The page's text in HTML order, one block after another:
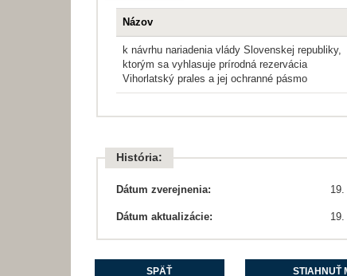
Názov
k návrhu nariadenia vlády Slovenskej republiky,
ktorým sa vyhlasuje prírodná rezervácia
Vihorlatský prales a jej ochranné pásmo
História:
Dátum zverejnenia:
Dátum aktualizácie:
SPÄŤ STIAHNUŤ